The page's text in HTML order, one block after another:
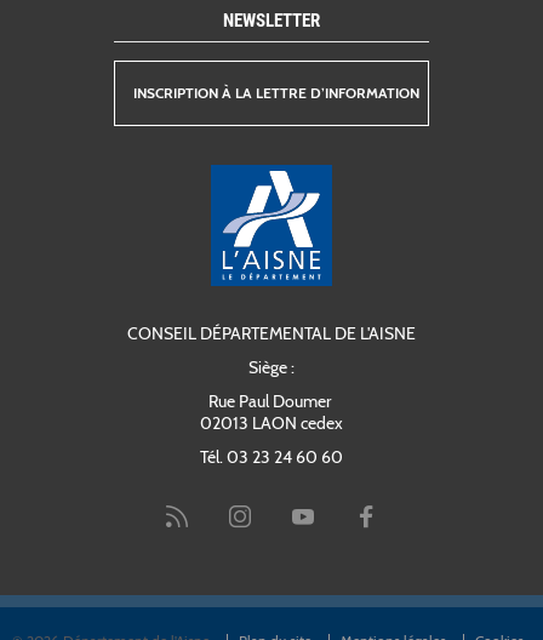
CONSEIL DÉPARTEMENTAL DE L'AISNE
Siège :
Rue Paul Doumer
02013 LAON cedex
Tél. 03 23 24 60 60
NEWSLETTER
INSCRIPTION À LA LETTRE D’INFORMATION